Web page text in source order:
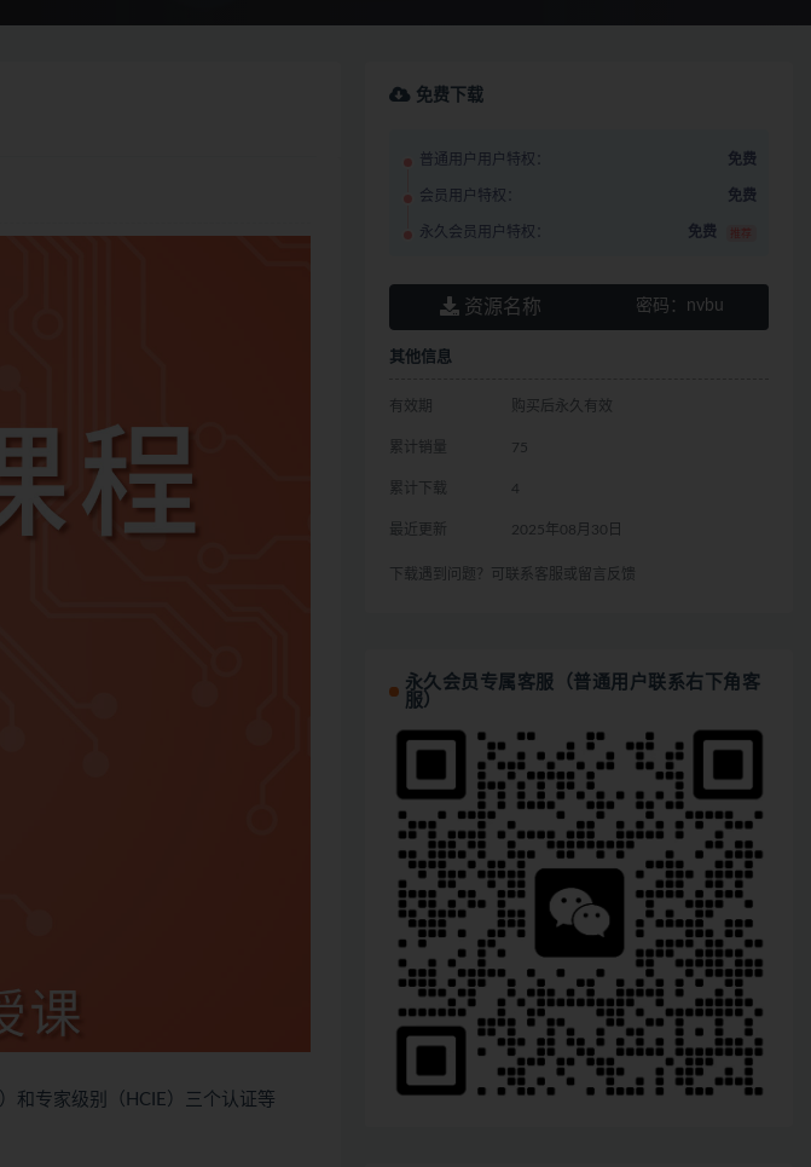
）和专家级别（HCIE）三个认证等
免费下载
普通用户用户特权： 免费
会员用户特权： 免费
永久会员用户特权： 免费 推荐
资源名称 密码： nvbu
其他信息
有效期 购买后永久有效
累计销量 75
累计下载 4
最近更新 2025年08月30日
下载遇到问题？可联系客服或留言反馈
永久会员专属客服（普通用户联系右下角客
服）